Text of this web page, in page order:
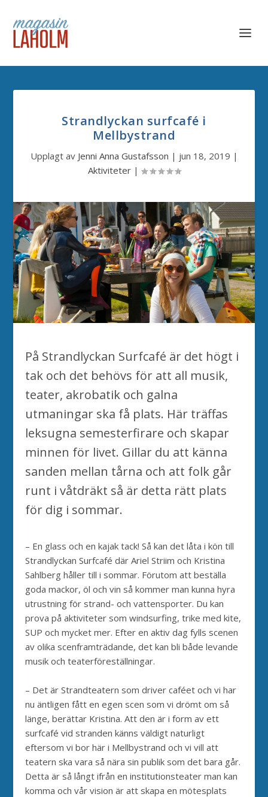
Strandlyckan surfcafé i
Mellbystrand
Upplagt av Jenni Anna Gustafsson | jun 18, 2019 |
Aktiviteter|
På Strandlyckan Surfcafé är det högt i
tak och det behövs för att all musik,
teater, akrobatik och galna
utmaningar ska få plats. Här träffas
leksugna semesterfirare och skapar
minnen för livet. Gillar du att känna
sanden mellan tårna och att folk går
runt i våtdräkt så är detta rätt plats
för dig i sommar.
– En glass och en kajak tack! Så kan det låta i kön till
Strandlyckan Surfcafé där Ariel Striim och Kristina
Sahlberg håller till i sommar. Förutom att beställa
goda mackor, öl och vin så kommer man kunna hyra
utrustning för strand- och vattensporter. Du kan
prova på aktiviteter som windsurfing, trike med kite,
SUP och mycket mer. Efter en aktiv dag fylls scenen
av olika scenframträdande, det kan bli både levande
musik och teaterföreställningar.
– Det är Strandteatern som driver caféet och vi har
nu äntligen fått en egen scen som vi drömt om så
länge, berättar Kristina. Att den är i form av ett
surfcafé vid stranden känns väldigt naturligt
eftersom vi bor här i Mellbystrand och vi vill att
teatern ska vara så nära sin publik som det bara går.
Detta är så långt ifrån en institutionsteater man kan
komma och vår vision är att skapa en mötesplats